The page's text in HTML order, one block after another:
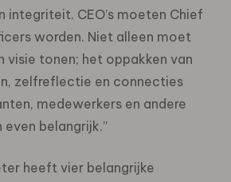
integriteit. CEO’s moeten Chief
worden. Niet alleen moet
visie tonen; het oppakken van
zelfreflectie en connecties
medewerkers en andere
belangrijk.”
heeft vier belangrijke